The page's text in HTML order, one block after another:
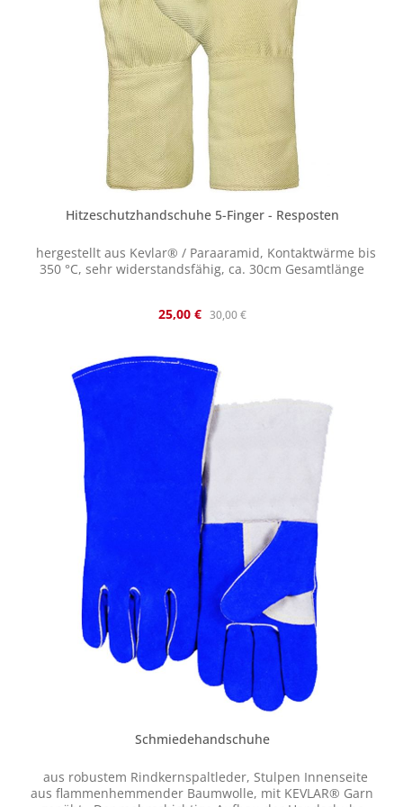
Hitzeschutzhandschuhe 5-Finger - Resposten
hergestellt aus Kevlar® / Paraaramid, Kontaktwärme bis
350 °C, sehr widerstandsfähig, ca. 30cm Gesamtlänge
Verkaufspreis:
25,00 € Regulärer Preis:
30,00 €
Schmiedehandschuhe
aus robustem Rindkernspaltleder, Stulpen Innenseite
aus flammenhemmender Baumwolle, mit KEVLAR® Garn